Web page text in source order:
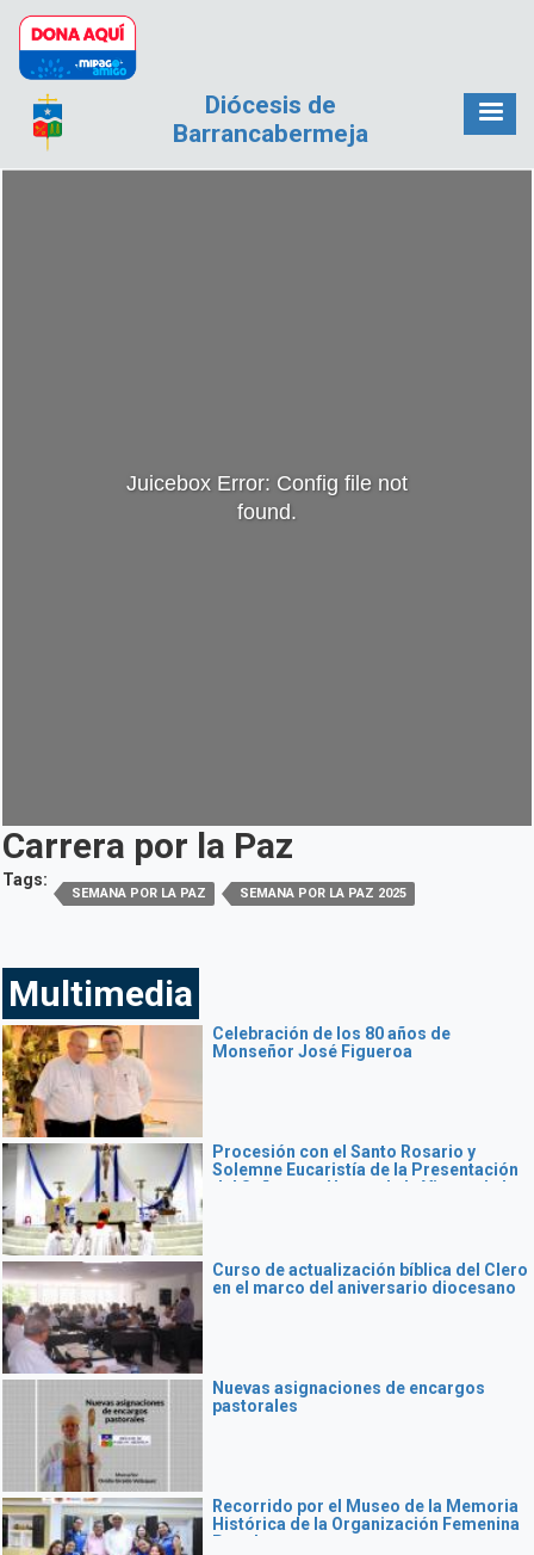
Pasar al contenido principal
Diócesis de
Barrancabermeja
Juicebox Error: Config file not
found.
Carrera por la Paz
Tags:
SEMANA POR LA PAZ SEMANA POR LA PAZ 2025
Multimedia
Celebración de los 80 años de
Monseñor José Figueroa
Procesión con el Santo Rosario y
Solemne Eucaristía de la Presentación
del Señor y en Honor de la Virgen de la
Curso de actualización bíblica del Clero
en el marco del aniversario diocesano
Nuevas asignaciones de encargos
pastorales
Recorrido por el Museo de la Memoria
Histórica de la Organización Femenina
Popular